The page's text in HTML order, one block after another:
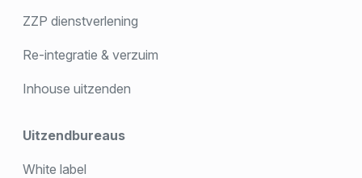
ZZP dienstverlening
Re-integratie & verzuim
Inhouse uitzenden
Uitzendbureaus
White label